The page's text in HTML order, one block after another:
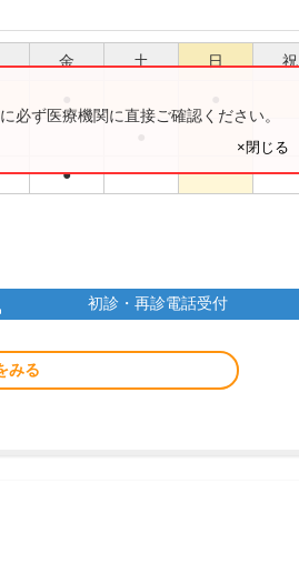
金 土 日 祝
●
必ず医療機関に直接ご確認ください。
×閉じる
初診・再診電話受付
みる